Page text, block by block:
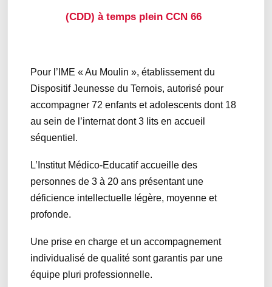
(CDD) à temps plein CCN 66
Pour l’IME « Au Moulin », établissement du
Dispositif Jeunesse du Ternois, autorisé pour
accompagner 72 enfants et adolescents dont 18
au sein de l’internat dont 3 lits en accueil
séquentiel.
L’Institut Médico-Educatif accueille des
personnes de 3 à 20 ans présentant une
déficience intellectuelle légère, moyenne et
profonde.
Une prise en charge et un accompagnement
individualisé de qualité sont garantis par une
équipe pluri professionnelle.